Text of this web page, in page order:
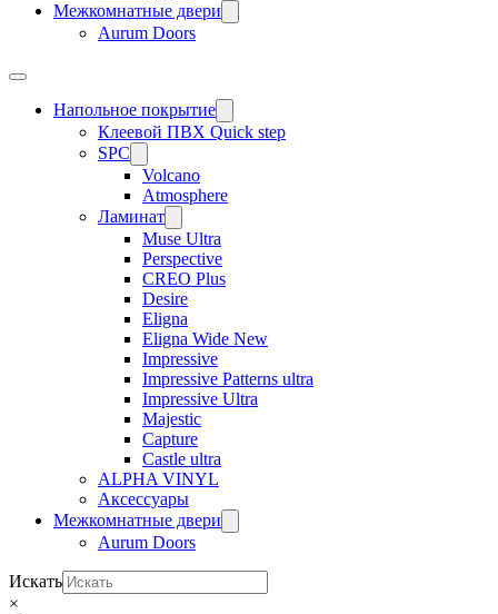
Межкомнатные двери
Aurum Doors
Напольное покрытие
Клеевой ПВХ Quick step
SPC
Volcano
Atmosphere
Ламинат
Muse Ultra
Perspective
CREO Plus
Desire
Eligna
Eligna Wide New
Impressive
Impressive Patterns ultra
Impressive Ultra
Majestic
Capture
Castle ultra
ALPHA VINYL
Аксессуары
Межкомнатные двери
Aurum Doors
Искать
×